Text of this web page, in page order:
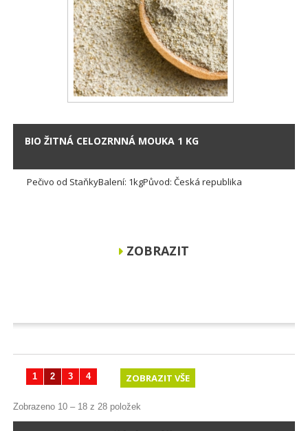
BIO ŽITNÁ CELOZRNNÁ MOUKA 1 KG
Pečivo od StaňkyBalení: 1kgPůvod: Česká republika
ZOBRAZIT
ZOBRAZIT VŠE
1 2 3 4
Zobrazeno 10 – 18 z 28 položek